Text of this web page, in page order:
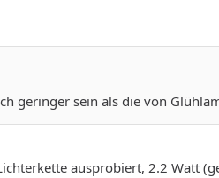
geringer sein als die von
ausprobiert, 2.2 Watt